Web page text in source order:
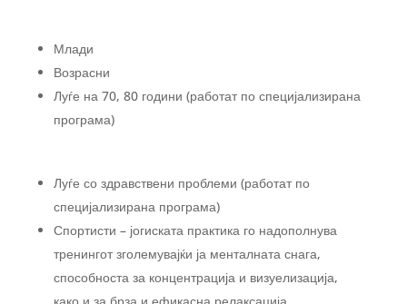
Млади
Возрасни
Луѓе на 70, 80 години (работат по специјализирана
програма)
Луѓе со здравствени проблеми (работат по
специјализирана програма)
Спортисти – јогиската практика го надополнува
тренингот зголемувајќи ја менталната снага,
способноста за концентрација и визуелизација,